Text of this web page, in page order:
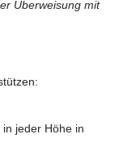
Überweisung mit
in jeder Höhe in